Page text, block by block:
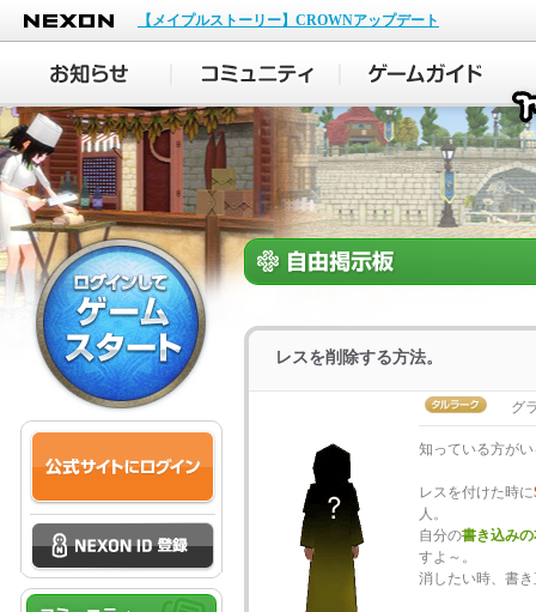
NEXON
【メイプルストーリー】CROWNアップデート
レスを削除する方法。
グ
知っている方が
レスを付けた時に
人。
自分の書き込み
すよ～。
消したい時、書